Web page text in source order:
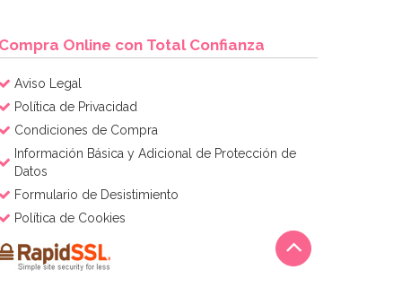
Compra Online con Total Confianza
Aviso Legal
Política de Privacidad
Condiciones de Compra
Información Básica y Adicional de Protección de
Datos
Formulario de Desistimiento
Política de Cookies